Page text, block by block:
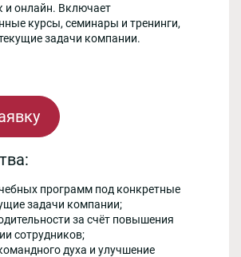
и онлайн. Включает
курсы, семинары и тренинги,
задачи компании.
программ под конкретные
задачи компании;
за счёт повышения
сотрудников;
духа и улучшение